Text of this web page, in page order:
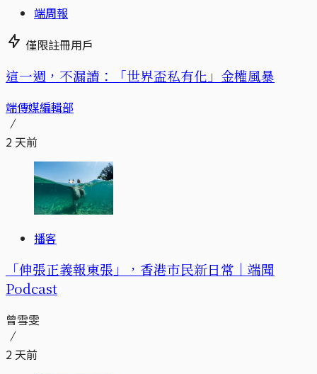
端周報
僅限註冊用戶
這一週，不漏讀：「世界盃私有化」金權風暴
端傳媒編輯部
2 天前
播客
「伸張正義報東張」，香港市民新日常｜端聞
Podcast
曾雪雯
2 天前